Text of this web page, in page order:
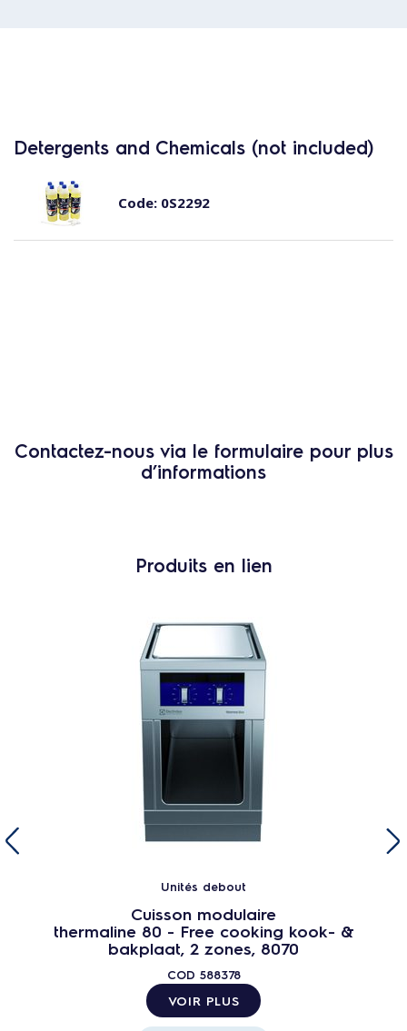
Detergents and Chemicals (not included)
Code:0S2292
Contactez-nous via le formulaire pour plus
d’informations
Produits en lien
Unités debout
Cuisson modulaire
thermaline 80 - Free cooking kook- &
bakplaat, 2 zones, 8070
COD 588378
VOIR PLUS